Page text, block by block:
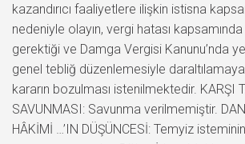
kazandırıcı faaliyetlere ilişkin istisna
nedeniyle olayın, vergi hatası
gerektiği ve Damga Vergisi Kanunu’nda
genel tebliğ düzenlemesiyle
kararın bozulması istenilmektedir. KARŞI
SAVUNMASI: Savunma verilmemiştir.
HÂKİMİ …’IN DÜŞÜNCESİ: Temyiz